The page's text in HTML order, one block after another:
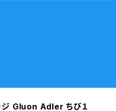
Gluon Adler ちび１